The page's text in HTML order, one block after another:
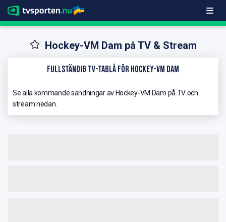
Hockey-VM Dam på TV & Stream
Fullständig TV-Tablå för Hockey-VM Dam
Se alla kommande sändningar av Hockey-VM Dam på TV och
stream nedan.